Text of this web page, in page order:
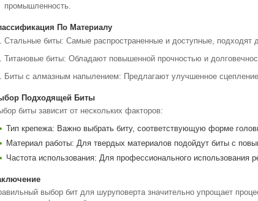
промышленность.
По Материалу
Стальные биты: Самые распространенные и доступные, подходят
Титановые биты: Обладают повышенной прочностью и
Биты с алмазным напылением: Предлагают улучшенное
Подходящей Биты
биты зависит от нескольких факторов:
Тип крепежа: Важно выбрать биту, соответствующую форме
Материал работы: Для твердых материалов подойдут биты с
Частота использования: Для профессионального использования
выбор бит для шуруповерта значительно упрощает